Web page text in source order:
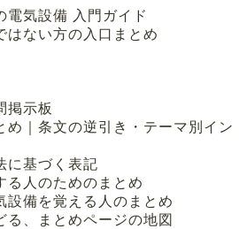
電気設備 入門ガイド
はない方の入口まとめ
掲示板
め｜条文の逆引き・テーマ別イン
に基づく表記
る人のためのまとめ
設備を覚える人のまとめ
、まとめページの地図